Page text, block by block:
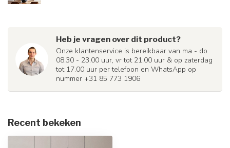
Heb je vragen over dit product?
Onze klantenservice is bereikbaar van ma - do
08.30 - 23.00 uur, vr tot 21.00 uur & op zaterdag
tot 17.00 uur per telefoon en WhatsApp op
nummer +31 85 773 1906
Recent bekeken